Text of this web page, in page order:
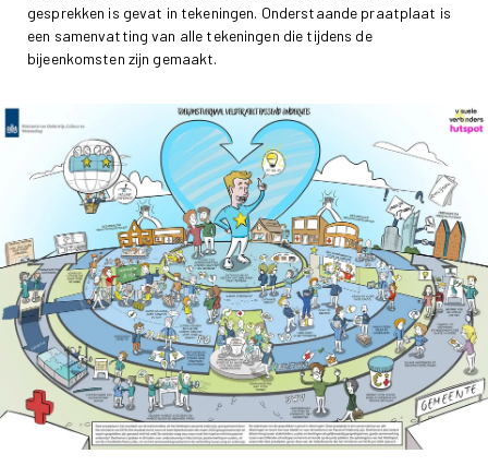
gesprekken is gevat in tekeningen. Onderstaande praatplaat is
een samenvatting van alle tekeningen die tijdens de
bijeenkomsten zijn gemaakt.